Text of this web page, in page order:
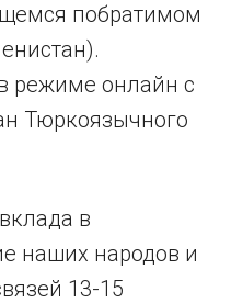
побратимом
режиме онлайн с
Тюркоязычного
в
наших народов и
13-15